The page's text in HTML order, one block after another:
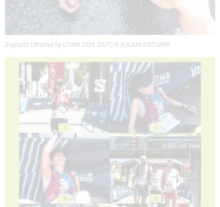
Zugspitz Ultratrail by UTMB 2026 (ZUT) © (c)CARLESITURBE
1 2
3 4